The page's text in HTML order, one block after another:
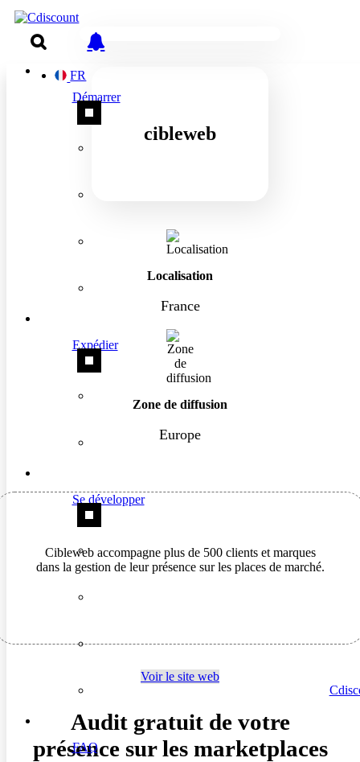
FR
Démarrer
Expédier
Se développer
FAQ
cibleweb
Localisation
France
Zone de diffusion
Europe
Cibleweb accompagne plus de 500 clients et marques
dans la gestion de leur présence sur les places de marché.
Voir le site web
Audit gratuit de votre
présence sur les marketplaces